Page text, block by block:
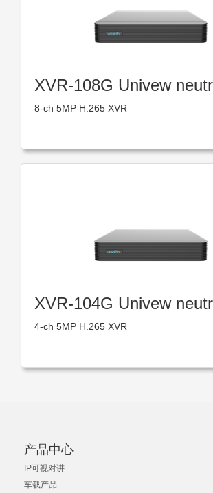
XVR-108G Univew
8-ch 5MP H.265 XVR
XVR-104G Univew
4-ch 5MP H.265 XVR
产品中心
IP可视对讲
车载产品